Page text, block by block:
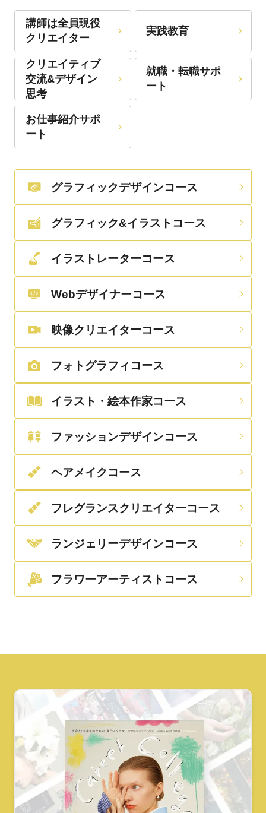
講師は全員現役
クリエイター
実践教育
クリエイティブ
交流&デザイン
思考
就職・転職サポ
ート
お仕事紹介サポ
ート
グラフィックデザインコース
グラフィック&イラストコース
イラストレーターコース
Webデザイナーコース
映像クリエイターコース
フォトグラフィコース
イラスト・絵本作家コース
ファッションデザインコース
ヘアメイクコース
フレグランスクリエイターコース
ランジェリーデザインコース
フラワーアーティストコース